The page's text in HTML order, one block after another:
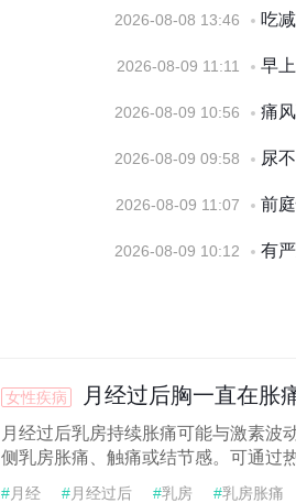
2026-08-08 13:46 吃
2026-08-09 11:11 早
2026-08-09 10:56 痛
2026-08-09 09:58 尿
2026-08-09 11:07 前
2026-08-09 10:12 有
女性疾病 月经过后胸一直在胀
月经过后乳房持续胀痛可能与激素波
侧乳房胀痛、触痛或结节感。可通过
#月经 #月经过后 #乳房 #乳房胀痛